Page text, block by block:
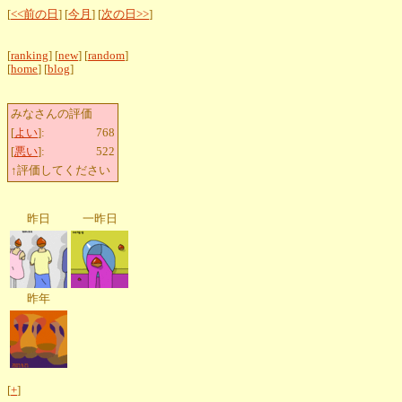
[<<前の日 ] [今月 ] [次の日>>]
[ranking] [new] [random]
[home] [blog]
みなさんの評価
[よい]:
768
[悪い]:
522
↑評価してください
昨日 一昨日
昨年
[+]